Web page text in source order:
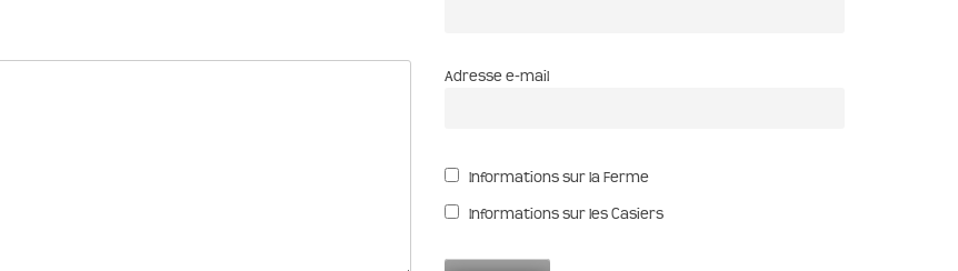
Adresse e-mail
Informations sur la Ferme
Informations sur les Casiers